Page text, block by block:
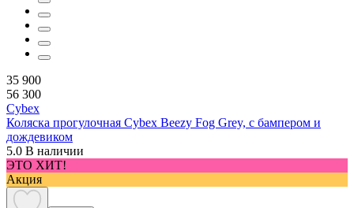
35 900
56 300
Cybex
Коляска прогулочная Cybex Beezy Fog Grey, с бампером и
дождевиком
5.0 В наличии
ЭТО ХИТ!
Акция